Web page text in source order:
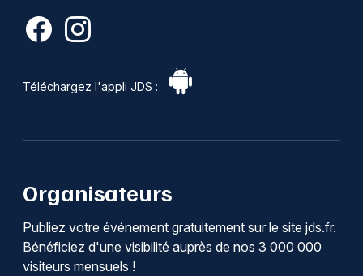
Téléchargez l'appli JDS :
Organisateurs
Publiez votre événement gratuitement sur le site jds.fr.
Bénéficiez d'une visibilité auprès de nos 3 000 000
visiteurs mensuels !